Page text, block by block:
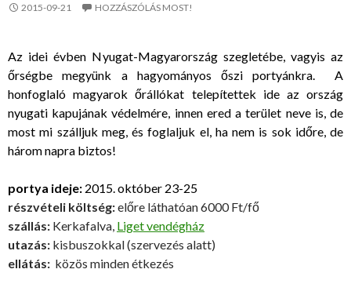
2015-09-21 HOZZÁSZÓLÁS MOST!
Az idei évben Nyugat-Magyarország szegletébe, vagyis az
őrségbe megyünk a hagyományos őszi portyánkra. A
honfoglaló magyarok őrállókat telepítettek ide az ország
nyugati kapujának védelmére, innen ered a terület neve is, de
most mi szálljuk meg, és foglaljuk el, ha nem is sok időre, de
három napra biztos!
portya ideje: 2015. október 23-25
részvételi költség:előre láthatóan 6000 Ft/fő
szállás: Kerkafalva, Liget vendégház
utazás: kisbuszokkal (szervezés alatt)
ellátás: közös minden étkezés